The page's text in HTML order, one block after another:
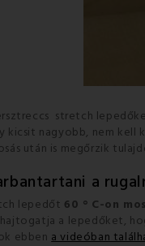
stretch
kicsit nagyobb, nem kell
után is megőrzik
a
lepedőt 60 ° C-on
a lepedőket,
ebbena videóban